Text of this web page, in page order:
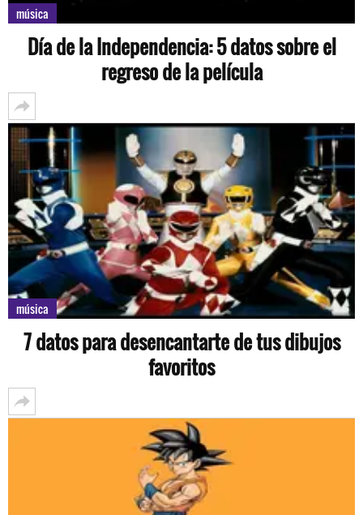
música
Día de la Independencia: 5 datos sobre el
regreso de la película
música
7 datos para desencantarte de tus dibujos
favoritos